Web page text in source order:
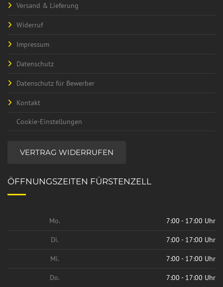
Versand & Lieferung
Widerruf
Impressum
Datenschutz
Datenschutz für Bewerber
Kontakt
Cookie-Einstellungen
VERTRAG WIDERRUFEN
ÖFFNUNGSZEITEN FÜRSTENZELL
Mo. 7:00 - 17:00 Uhr
Di. 7:00 - 17:00 Uhr
Mi. 7:00 - 17:00 Uhr
Do. 7:00 - 17:00 Uhr